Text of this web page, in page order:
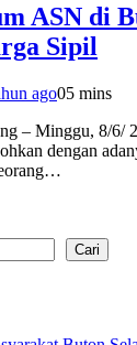
ASN di
Sipil
ago05 mins
– Minggu, 8/6/
dengan
Cari